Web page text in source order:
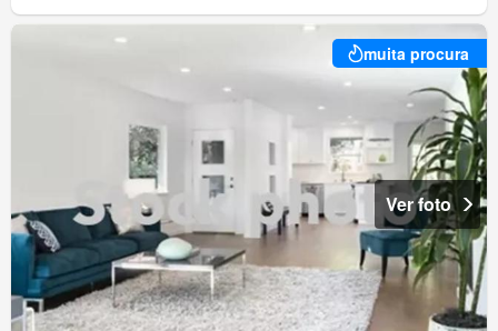
muita procura
Ver foto